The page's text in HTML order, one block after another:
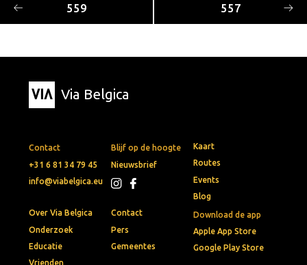
559 557
Via Belgica
Contact
+31 6 81 34 79 45
info@viabelgica.eu
Blijf op de hoogte
Nieuwsbrief
Download de app
Apple App Store
Google Play Store
Kaart
Routes
Events
Blog
Over Via Belgica
Onderzoek
Educatie
Vrienden
Contact
Pers
Gemeentes